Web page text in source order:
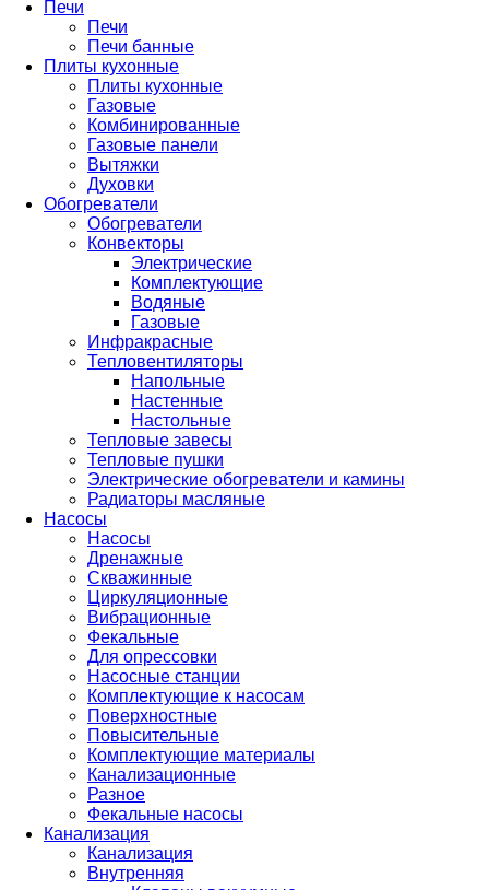
Печи
Печи
Печи банные
Плиты кухонные
Плиты кухонные
Газовые
Комбинированные
Газовые панели
Вытяжки
Духовки
Обогреватели
Обогреватели
Конвекторы
Электрические
Комплектующие
Водяные
Газовые
Инфракрасные
Тепловентиляторы
Напольные
Настенные
Настольные
Тепловые завесы
Тепловые пушки
Электрические обогреватели и камины
Радиаторы масляные
Насосы
Насосы
Дренажные
Скважинные
Циркуляционные
Вибрационные
Фекальные
Для опрессовки
Насосные станции
Комплектующие к насосам
Поверхностные
Повысительные
Комплектующие материалы
Канализационные
Разное
Фекальные насосы
Канализация
Канализация
Внутренняя